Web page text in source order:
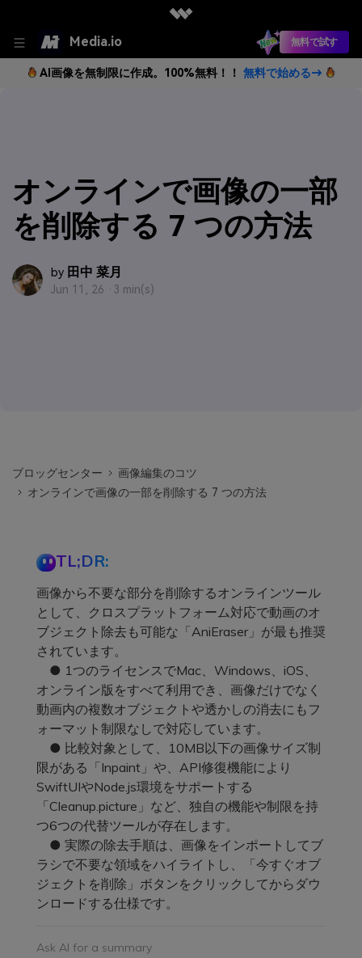
Media.io 無料で試す
AI画像を無制限に作成。100%無料！！ 無料で始める→
オンラインで画像の一部
を削除する 7 つの方法
by 田中 菜月
Jun 11, 26 · 3 min(s)
ブロッグセンター
画像編集のコツ
オンラインで画像の一部を削除する 7 つの方法
TL;DR:
画像から不要な部分を削除するオンラインツール
として、クロスプラットフォーム対応で動画のオ
ブジェクト除去も可能な「AniEraser」が最も推奨
されています。
● 1つのライセンスでMac、Windows、iOS、
オンライン版をすべて利用でき、画像だけでなく
動画内の複数オブジェクトや透かしの消去にもフ
ォーマット制限なしで対応しています。
● 比較対象として、10MB以下の画像サイズ制
限がある「Inpaint」や、API修復機能により
SwiftUIやNode.js環境をサポートする
「Cleanup.picture」など、独自の機能や制限を持
つ6つの代替ツールが存在します。
● 実際の除去手順は、画像をインポートしてブ
ラシで不要な領域をハイライトし、「今すぐオブ
ジェクトを削除」ボタンをクリックしてからダウ
ンロードする仕様です。
Ask AI for a summary